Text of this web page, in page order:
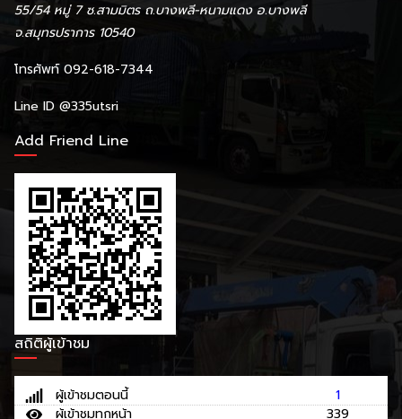
55/54 หมู่ 7 ซ.สามมิตร ถ.บางพลี-หนามแดง อ.บางพลี
จ.สมุทรปราการ 10540
โทรศัพท์ 092-618-7344
Line ID @335utsri
Add Friend Line
สถิติผู้เข้าชม
ผู้เข้าชมตอนนี้
1
ผู้เข้าชมทุกหน้า
339